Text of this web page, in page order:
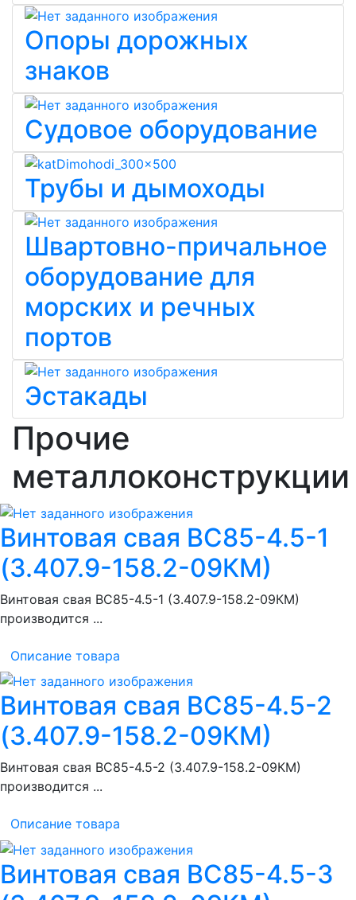
Опоры дорожных
знаков
Судовое оборудование
Трубы и дымоходы
Швартовно-причальное
оборудование для
морских и речных
портов
Эстакады
Прочие
металлоконструкции
Винтовая свая ВС85-4.5-1
(3.407.9-158.2-09КМ)
Винтовая свая ВС85-4.5-1 (3.407.9-158.2-09КМ)
производится ...
Описание товара
Винтовая свая ВС85-4.5-2
(3.407.9-158.2-09КМ)
Винтовая свая ВС85-4.5-2 (3.407.9-158.2-09КМ)
производится ...
Описание товара
Винтовая свая ВС85-4.5-3